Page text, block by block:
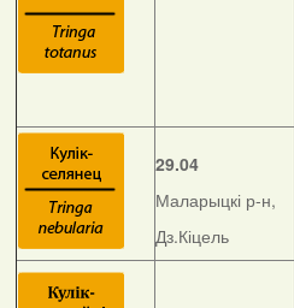
29.04
Маларыцкі р-н,
Дз.Кіцель